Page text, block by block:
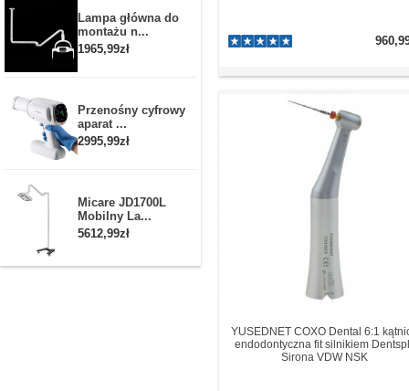
Lampa główna do
montażu n...
1965,99zł
Przenośny cyfrowy
aparat ...
2995,99zł
Micare JD1700L
Mobilny La...
5612,99zł
YUSEDNET COXO Dental 6:1
endodontyczna fit silnikiem
Sirona VDW NSK